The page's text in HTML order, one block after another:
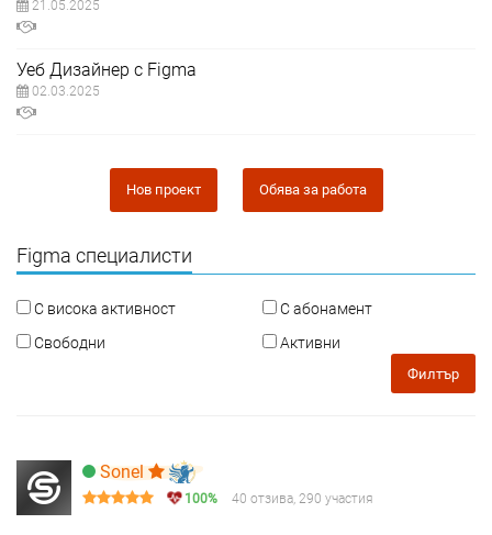
21.05.2025
Уеб Дизайнер с Figma
02.03.2025
Нов проект Обява за работа
Figma специалисти
С висока активност
С абонамент
Свободни
Активни
Филтър
Sonel
100% 40 отзива, 290 участия